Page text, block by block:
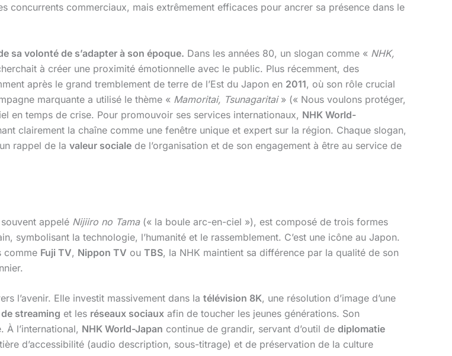
concurrents commerciaux, mais extrêmement efficaces pour ancrer sa présence dans le
sa volonté de s’adapter à son époque. Dans les années 80, un slogan comme « NHK,
à créer une proximité émotionnelle avec le public. Plus récemment, des
après le grand tremblement de terre de l’Est du Japon en 2011, où son rôle crucial
marquante a utilisé le thème « Mamoritai, Tsunagaritai» (« Nous voulons protéger,
en temps de crise. Pour promouvoir ses services internationaux, NHK World-
clairement la chaîne comme une fenêtre unique et expert sur la région. Chaque slogan,
rappel de la valeur sociale de l’organisation et de son engagement à être au service de
appelé Nijiiro no Tama(« la boule arc-en-ciel »), est composé de trois formes
symbolisant la technologie, l’humanité et le rassemblement. C’est une icône au Japon.
comme Fuji TV, Nippon TV ou TBS, la NHK maintient sa différence par la qualité de son
l’avenir. Elle investit massivement dans la télévision 8K, une résolution d’image d’une
streaming et les réseaux sociaux afin de toucher les jeunes générations. Son
l’international, NHK World-Japan continue de grandir, servant d’outil de diplomatie
d’accessibilité (audio description, sous-titrage) et de préservation de la culture